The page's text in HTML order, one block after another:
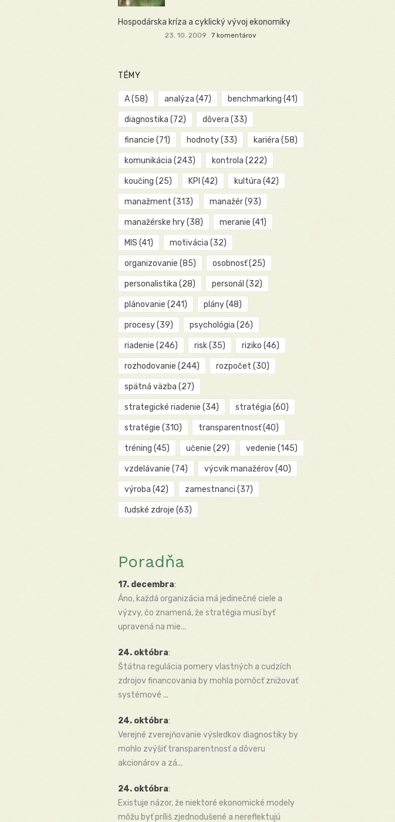
Hospodárska kríza a cyklický vývoj ekonomiky
23. 10. 2009 7 komentárov
TÉMY
A(58) analýza (47) benchmarking (41)
diagnostika (72) dôvera (33)
financie (71) hodnoty(33) kariéra (58)
komunikácia (243) kontrola (222)
koučing (25) KPI (42) kultúra (42)
manažment (313) manažér(93)
manažérske hry(38) meranie (41)
MIS (41) motivácia (32)
organizovanie (85) osobnosť(25)
personalistika (28) personál (32)
plánovanie (241) plány(48)
procesy(39) psychológia (26)
riadenie (246) risk(35) riziko (46)
rozhodovanie (244) rozpočet (30)
spätná väzba (27)
strategické riadenie (34) stratégia (60)
stratégie (310) transparentnosť(40)
tréning (45) učenie (29) vedenie (145)
vzdelávanie (74) výcvik manažérov(40)
výroba (42) zamestnanci (37)
ľudské zdroje (63)
Poradňa
17. decembra:
Áno, každá organizácia má jedinečné ciele a
výzvy, čo znamená, že stratégia musí byť
upravená na mie...
24. októbra:
Štátna regulácia pomery vlastných a cudzích
zdrojov financovania by mohla pomôcť znižovať
systémové ...
24. októbra:
Verejné zverejňovanie výsledkov diagnostiky by
mohlo zvýšiť transparentnosť a dôveru
akcionárov a zá...
24. októbra:
Existuje názor, že niektoré ekonomické modely
môžu byť príliš zjednodušené a nereflektujú